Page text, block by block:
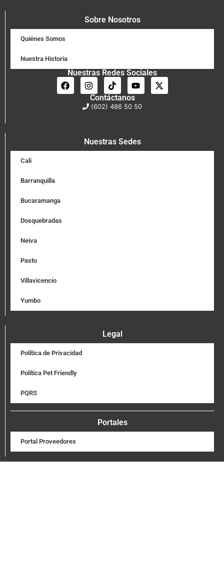
Sobre Nosotros
Quiénes Somos
Nuestra Historia
Nuestras Redes Sociales
Contáctanos
(602) 486 50 50
Nuestras Sedes
Cali
Barranquilla
Bucaramanga
Dosquebradas
Neiva
Pasto
Villavicencio
Yumbo
Legal
Política de Privacidad
Política Pet Friendly
PQRS
Portales
Portal Proveedores